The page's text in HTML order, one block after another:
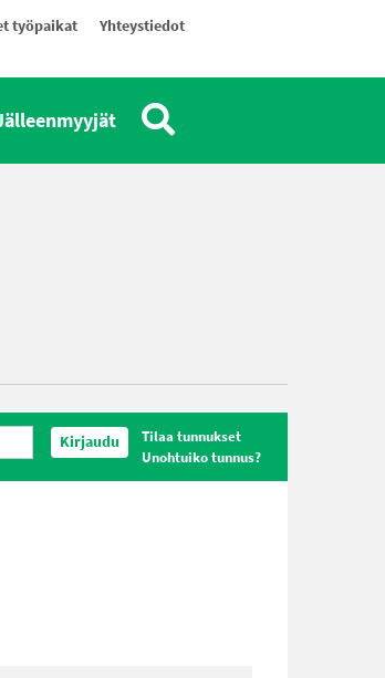
työpaikat
Yhteystiedot
Kirjaudu
Tilaa tunnukset
Unohtuiko tunnus?